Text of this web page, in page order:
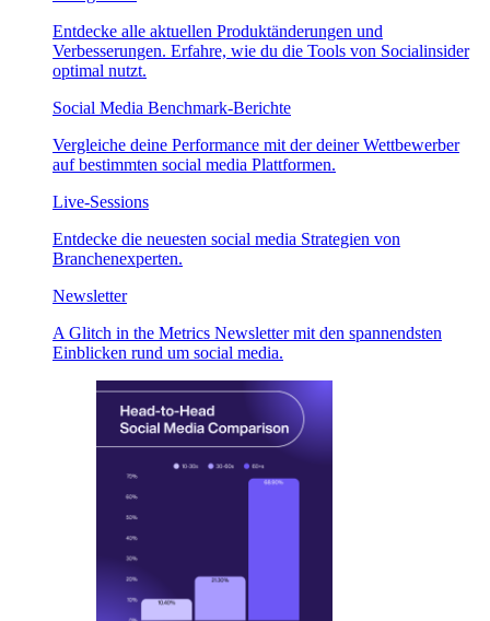
Entdecke alle aktuellen Produktänderungen und
Verbesserungen. Erfahre, wie du die Tools von Socialinsider
optimal nutzt.
Social Media Benchmark-Berichte
Vergleiche deine Performance mit der deiner Wettbewerber
auf bestimmten social media Plattformen.
Live-Sessions
Entdecke die neuesten social media Strategien von
Branchenexperten.
Newsletter
A Glitch in the Metrics Newsletter mit den spannendsten
Einblicken rund um social media.